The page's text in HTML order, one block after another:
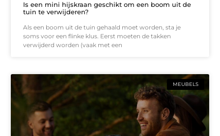
Is een mini hijskraan geschikt om een boom uit de
tuin te verwijderen?
Als een boom uit de tuin gehaald moet worden, sta je
soms voor een flinke klus. Eerst moeten de takken
verwijderd worden (vaak met een
MEUBELS